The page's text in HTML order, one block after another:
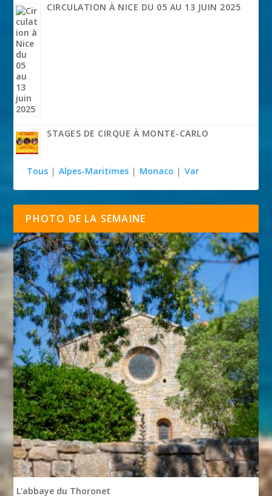
CIRCULATION À NICE DU 05 AU 13 JUIN 2025
STAGES DE CIRQUE À MONTE-CARLO
Tous | Alpes-Maritimes | Monaco | Var
PHOTO DE LA SEMAINE
L'abbaye du Thoronet